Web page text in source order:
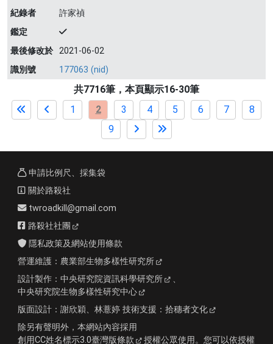
紀錄者
許家禎
鑑定
最後修改於 2021-06-02
識別號
177063 (nid)
共7716筆，本頁顯示16-30筆
1
2 3 4 5 6 7
8
9
申請比例尺、採集袋
關於路殺社
twroadkill@gmail.com
路殺社社團
隱私政策及網站使用條款
營運維護： 農業部生物多樣性研究所
設計製作： 中央研究院資訊科學研究所
、
中央研究院生物多樣性研究中心
版面設計： 謝欣穎、林薏婷 技術支援： 拾穗者文化
除另有聲明外，本網站內容採用
創用CC姓名標示3.0臺灣版條款
授權公眾使用。您可以依授權